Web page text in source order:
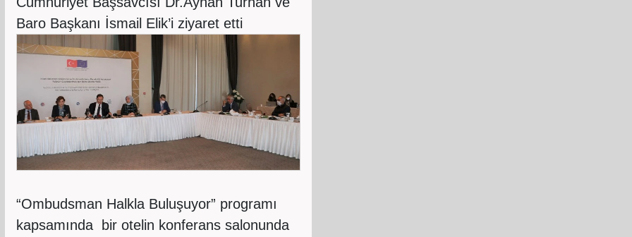
Baro Başkanı İsmail Elik’i ziyaret etti
“Ombudsman Halkla Buluşuyor” programı
kapsamında bir otelin konferans salonunda